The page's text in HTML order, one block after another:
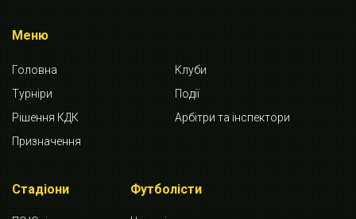
Меню
Головна
Клуби
Турніри
Події
Рішення КДК
Арбітри та інспектори
Призначення
Стадіони Футболісти